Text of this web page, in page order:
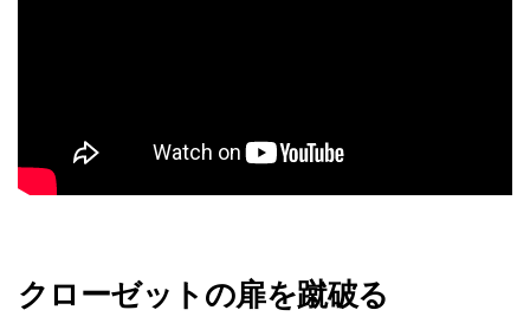
クローゼットの扉を蹴破る